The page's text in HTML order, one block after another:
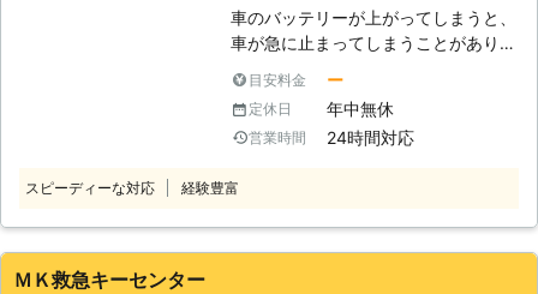
う……」と思うかもしれません。しか
し、やりなれていない作業ではケーブ
それがあるのです。弊社にジャンプス
タート作業をご依頼いただければ、お
客様が感電することなく無事にエンジ
中無休で対応可能！車のバッテリー上
します 業者に作業を依頼しようと思
で、安心安全に作業をおこなってほし
い際は、私達までお問い合わせくださ
い。 【関東地方で対応！タイヤのパ
ンク修理もお任せください】 有馬株
式会社は、東京都・埼玉県・千葉県・
お困りの方に対応しております。 経
の車に合った電圧で電力を供給し、エ
ンジンをかけるお手伝いをいたしま
車のバッテリーが上がってしまうと、
車が急に止まってしまうことがありま
ないところでバッテリーが上がってし
まうと、いつ復旧できるかわからなく
てとても心細いでしょう。 「できる
早く復旧させたい……」そんなときこ
目安料金 ー
定休日 年中無休
営業時間 24時間対応
スピーディーな対応 経験豊富
ＭＫ救急キーセンター